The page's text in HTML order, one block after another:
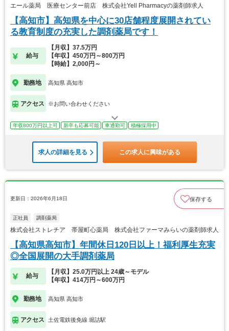
エール薬局 医療センター前店 株式会社Yell Pharmacyの薬剤師求人
【高知市】高知県を中心に30店舗程度展開されてい
る教育制度の充実した調剤薬局です！
給与
【月収】37.5万円
【年収】450万円～800万円
【時給】2,000円～
勤務地 高知県 高知市
アクセス ※お問い合わせください
年収800万円以上可 新卒も応募可能 車通勤可 積極採用中
求人の詳細を見る この求人に興味がある
更新日：2026年6月18日 保存する
正社員 調剤薬局
株式会社ストレチア 帯屋町心薬局 株式会社ファーマみらいの薬剤師求人
【高知県高知市】年間休日120日以上！福利厚生充実
◎全国展開の大手調剤薬局
給与
【月収】25.0万円以上 24歳～モデル
【年収】414万円～600万円
勤務地 高知県 高知市
アクセス 土佐電鉄後免線 堀詰駅